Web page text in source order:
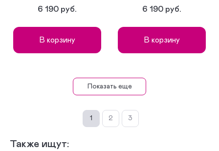
6 190 руб.
В корзину
6 190 руб.
В корзину
Показать еще
1 2 3
Также ищут: